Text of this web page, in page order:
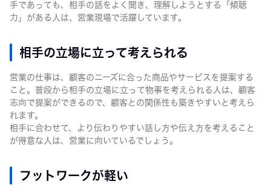
手であっても、相手の話をよく聞き、理解しようとする「傾聴
力」がある人は、営業現場で活躍しています。
相手の立場に立って考えられる
営業の仕事は、顧客のニーズに合った商品やサービスを提案する
こと。普段から相手の立場に立って物事を考えられる人は、顧客
志向で提案ができるので、顧客との関係性も築きやすいと考えら
れます。
相手に合わせて、より伝わりやすい話し方や伝え方を考えること
が得意な人は、営業に向いているでしょう。
フットワークが軽い